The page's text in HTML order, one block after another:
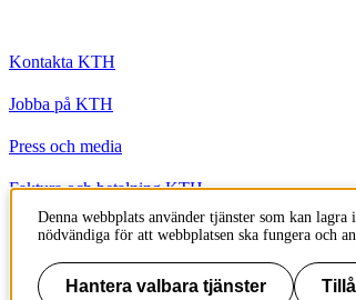
Kontakta KTH
Jobba på KTH
Press och media
Faktura och betalning KTH
Om KTH:s webbplatser
Tillgänglighetsredogörelse
Denna webbplats använder tjänster som kan
nödvändiga för att webbplatsen ska fungera och
Hantera valbara tjänster